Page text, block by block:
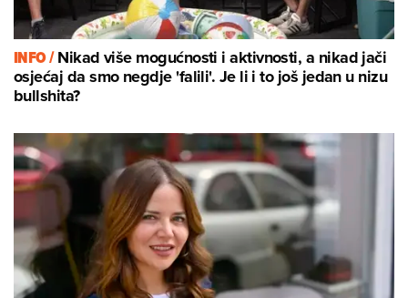
INFO /Nikad više mogućnosti i aktivnosti, a nikad jači
osjećaj da smo negdje 'falili'. Je li i to još jedan u nizu
bullshita?